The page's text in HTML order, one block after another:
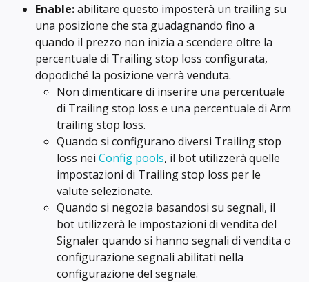
Enable: abilitare questo imposterà un trailing su
una posizione che sta guadagnando fino a
quando il prezzo non inizia a scendere oltre la
percentuale di Trailing stop loss configurata,
dopodiché la posizione verrà venduta.
Non dimenticare di inserire una percentuale
di Trailing stop loss e una percentuale di Arm
trailing stop loss.
Quando si configurano diversi Trailing stop
loss nei Config pools, il bot utilizzerà quelle
impostazioni di Trailing stop loss per le
valute selezionate.
Quando si negozia basandosi su segnali, il
bot utilizzerà le impostazioni di vendita del
Signaler quando si hanno segnali di vendita o
configurazione segnali abilitati nella
configurazione del segnale.